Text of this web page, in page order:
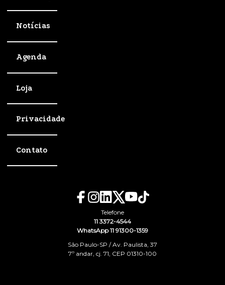
Notícias
Agenda
Loja
Privacidade
Contato
Telefone
11 3372-4544
WhatsApp 11 91300-1359
São Paulo-SP / Av. Paulista, 37
7º andar, cj. 71, CEP 01310-100